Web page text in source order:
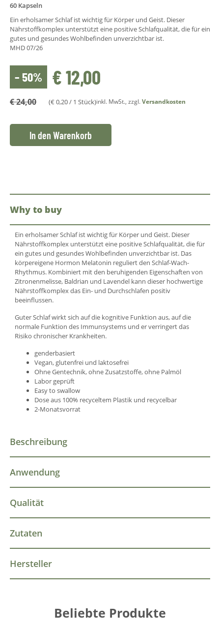
60 Kapseln
Ein erholsamer Schlaf ist wichtig für Körper und Geist. Dieser
Nährstoffkomplex unterstützt eine positive Schlafqualität, die für ein
gutes und gesundes Wohlbefinden unverzichtbar ist.
MHD 07/26
– 50% €12,00
€24,00 (€ 0,20/ 1 Stück)inkl. MwSt., zzgl.Versandkosten
In den Warenkorb
Why to buy
Ein erholsamer Schlaf ist wichtig für Körper und Geist. Dieser
Nährstoffkomplex unterstützt eine positive Schlafqualität, die für
ein gutes und gesundes Wohlbefinden unverzichtbar ist. Das
körpereigene Hormon Melatonin reguliert den Schlaf-Wach-
Rhythmus. Kombiniert mit den beruhigenden Eigenschaften von
Zitronenmelisse, Baldrian und Lavendel kann dieser hochwertige
Nährstoffkomplex das Ein- und Durchschlafen positiv
beeinflussen.
Guter Schlaf wirkt sich auf die kognitive Funktion aus, auf die
normale Funktion des Immunsystems und er verringert das
Risiko chronischer Krankheiten.
genderbasiert
Vegan, glutenfrei und laktosefrei
Ohne Gentechnik, ohne Zusatzstoffe, ohne Palmöl
Labor geprüft
Easy to swallow
Dose aus 100% recyceltem Plastik und recycelbar
2-Monatsvorrat
Beschreibung
Anwendung
Qualität
Zutaten
Hersteller
Beliebte Produkte